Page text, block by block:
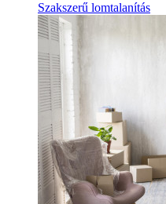
Szakszerű lomtalanítás